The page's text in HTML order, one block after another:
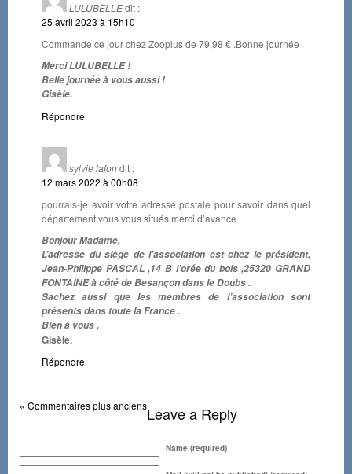
LULUBELLEdit :
25 avril 2023 à 15h10
Commande ce jour chez Zooplus de 79,98 € .Bonne journée
Merci LULUBELLE !
Belle journée à vous aussi !
Gisèle.
Répondre
sylvie lafondit :
12 mars 2022 à 00h08
pourrais-je avoir votre adresse postale pour savoir dans quel
département vous vous situés merci d’avance
Bonjour Madame,
L’adresse du siège de l’association est chez le président,
Jean-Philippe PASCAL ,14 B l’orée du bois ,25320 GRAND
FONTAINE à côté de Besançon dans le Doubs .
Sachez aussi que les membres de l’association sont
présents dans toute la France .
Bien à vous ,
Gisèle.
Répondre
« Commentaires plus anciensLeave a Reply
Name (required)